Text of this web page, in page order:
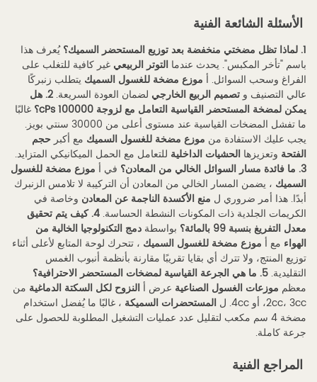
الأسئلة الشائعة الفنية
1. لماذا تظل مضختي منخفضة بعد توزيع المستحضر السميك؟
يُعرف هذا
باسم "تأخر المكبس". يحدث عندما التوتر الربيعي غير كافية للتغلب على
الفراغ وسحب السوائل. أ موزع مضخة للغسول السميك يتطلب زنبركًا
عالي التصنيف و تصميم الربيع الخارجي لضمان العودة السريعة. 2. هل
يمكن لمضخة المستحضر القياسية التعامل مع لزوجة 100000 cPs؟
غالبًا
ما تفشل المضخات القياسية عند مستوى أعلى من 30000 سنتي بويز.
يجب عليك الاستفادة من موزع مضخة للغسول السميك مع أكبر حجم
الفتحة وتعزيزها الحشيات الداخلية للتعامل مع الحمل الميكانيكي المتزايد.
3. ما فائدة مسار السوائل الخالي من المعادن؟
في أ موزع مضخة للغسول
السميك ، يضمن المسار الخالي من المعادن أن التركيبة لا تلامس الزنبرك
أبدًا. هذا أمر ضروري ل منع الأكسدة الناجمة عن المعادن وخاصة في
الكريمات الجلدية ذات المكونات النشطة الحساسة.
4. كيف يتم تحقيق
معدل التفريغ بنسبة 99 بالمائة؟
بواسطة دمج التكنولوجيا الخالية من
الهواء مع أ موزع مضخة للغسول السميك ، تتحرك لوحة المتابع لأعلى أثناء
توزيع المنتج، ولا تترك أي بقايا تقريبًا مقارنة بأنظمة أنبوب الغمس
التقليدية. 5. ما هي الجرعة القياسية لمضخات المستحضر الاحترافية؟
معظم موزعات الغسول الصناعية عرض أالنزوح لكل السكتة الدماغية من
2cc، 3cc، أو 4cc. ل
المستحضرات السميكة ، غالبًا ما يُفضل استخدام
مضخة 4 سم مكعب لتقليل عدد عمليات التشغيل المطلوبة للحصول على
جرعة كاملة.
المراجع الفنية